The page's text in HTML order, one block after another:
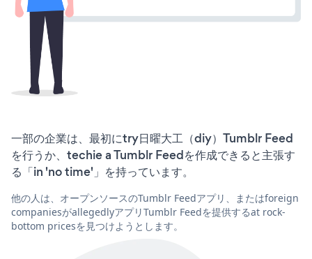
一部の企業は、最初にtry日曜大工（diy）Tumblr Feed
を行うか、techie a Tumblr Feedを作成できると主張す
る「in 'no time'」を持っています。
他の人は、オープンソースのTumblr Feedアプリ、またはforeign
companiesがallegedlyアプリTumblr Feedを提供するat rock-
bottom pricesを見つけようとします。